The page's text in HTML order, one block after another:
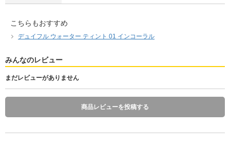
こちらもおすすめ
デュイフル ウォーター ティント 01 インコーラル
みんなのレビュー
まだレビューがありません
商品レビューを投稿する